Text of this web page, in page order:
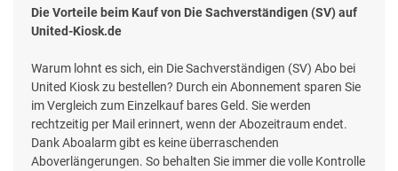
Die Vorteile beim Kauf von Die Sachverständigen (SV) auf
United-Kiosk.de
Warum lohnt es sich, ein Die Sachverständigen (SV) Abo bei
United Kiosk zu bestellen? Durch ein Abonnement sparen Sie
im Vergleich zum Einzelkauf bares Geld. Sie werden
rechtzeitig per Mail erinnert, wenn der Abozeitraum endet.
Dank Aboalarm gibt es keine überraschenden
Aboverlängerungen. So behalten Sie immer die volle Kontrolle